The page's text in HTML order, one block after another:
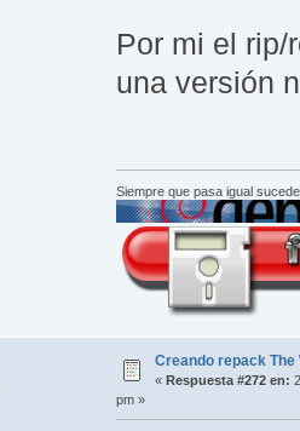
Por mi el rip/
una versión
Siempre que pasa igual
Creando repack The
« Respuesta #272 en:
pm »